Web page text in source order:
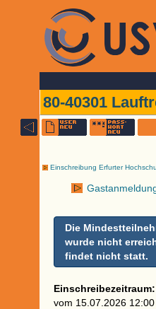
80-40301
Einschreibung Erfurter
Die
wurde nicht
findet nicht statt.
Einschreibezeitraum:
vom 15.07.2026